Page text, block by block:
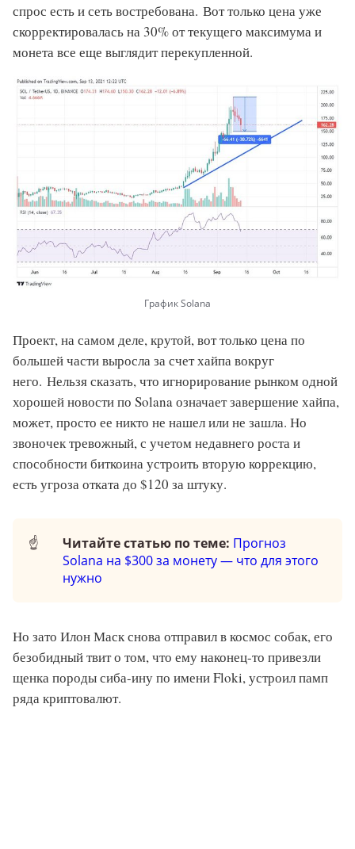
спрос есть и сеть востребована. Вот только цена уже
скорректировалась на 30% от текущего максимума и
монета все еще выглядит перекупленной.
График Solana
Проект, на самом деле, крутой, вот только цена по
большей части выросла за счет хайпа вокруг
него. Нельзя сказать, что игнорирование рынком одной
хорошей новости по Solana означает завершение хайпа,
может, просто ее никто не нашел или не зашла. Но
звоночек тревожный, с учетом недавнего роста и
способности биткоина устроить вторую коррекцию,
есть угроза отката до $120 за штуку.
☝️ Читайте статью по теме: Прогноз
Solana на $300 за монету — что для этого
нужно
Но зато Илон Маск снова отправил в космос собак, его
безобидный твит о том, что ему наконец-то привезли
щенка породы сиба-ину по имени Floki, устроил памп
ряда криптовалют.